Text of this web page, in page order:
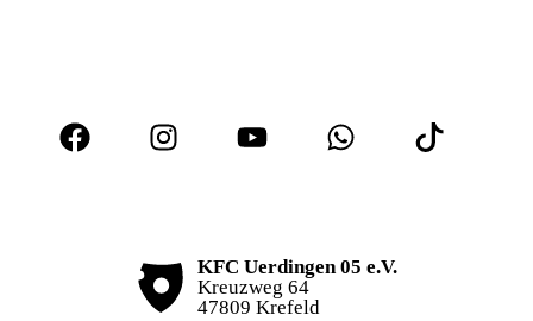
KFC Uerdingen 05 e.V.
Kreuzweg 64
47809 Krefeld